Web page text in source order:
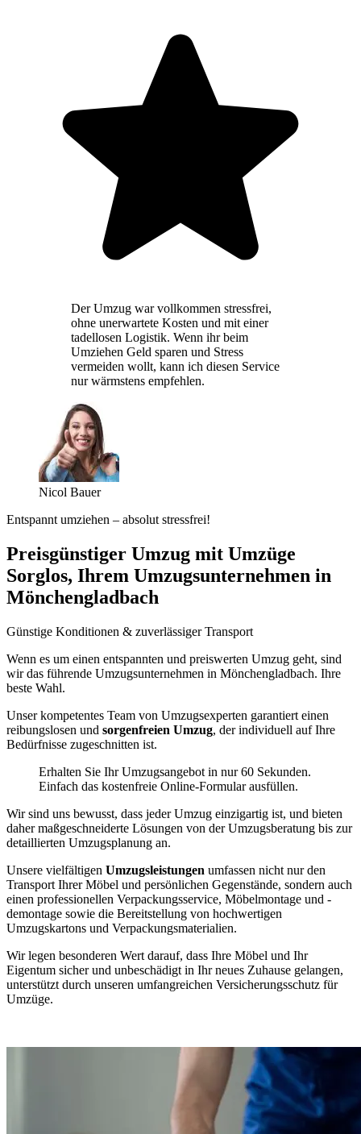
Der Umzug war vollkommen stressfrei,
ohne unerwartete Kosten und mit einer
tadellosen Logistik. Wenn ihr beim
Umziehen Geld sparen und Stress
vermeiden wollt, kann ich diesen Service
nur wärmstens empfehlen.
Nicol Bauer
Entspannt umziehen – absolut stressfrei!
Preisgünstiger Umzug mit Umzüge
Sorglos, Ihrem Umzugsunternehmen in
Mönchengladbach
Günstige Konditionen & zuverlässiger Transport
Wenn es um einen entspannten und preiswerten Umzug geht, sind
wir das führende Umzugsunternehmen in Mönchengladbach. Ihre
beste Wahl.
Unser kompetentes Team von Umzugsexperten garantiert einen
reibungslosen und sorgenfreien Umzug, der individuell auf Ihre
Bedürfnisse zugeschnitten ist.
Erhalten Sie Ihr Umzugsangebot in nur 60 Sekunden.
Einfach das kostenfreie Online-Formular ausfüllen.
Wir sind uns bewusst, dass jeder Umzug einzigartig ist, und bieten
daher maßgeschneiderte Lösungen von der Umzugsberatung bis zur
detaillierten Umzugsplanung an.
Unsere vielfältigen Umzugsleistungen umfassen nicht nur den
Transport Ihrer Möbel und persönlichen Gegenstände, sondern auch
einen professionellen Verpackungsservice, Möbelmontage und -
demontage sowie die Bereitstellung von hochwertigen
Umzugskartons und Verpackungsmaterialien.
Wir legen besonderen Wert darauf, dass Ihre Möbel und Ihr
Eigentum sicher und unbeschädigt in Ihr neues Zuhause gelangen,
unterstützt durch unseren umfangreichen Versicherungsschutz für
Umzüge.